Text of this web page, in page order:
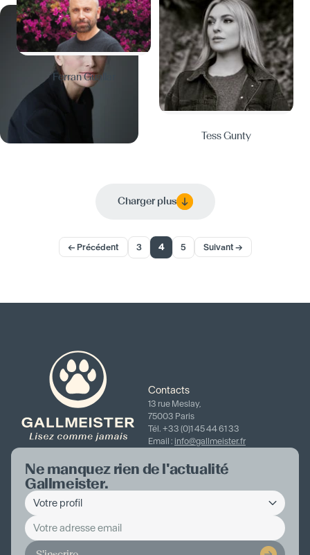
Ferran Guallar
Tess Gunty
Charger plus
← Précédent 3 4 5 Suivant →
Contacts
13 rue Meslay,
75003 Paris
Tél. +33 (0)1 45 44 61 33
Email : info@gallmeister.fr
Ne manquez rien de l'actualité
Gallmeister.